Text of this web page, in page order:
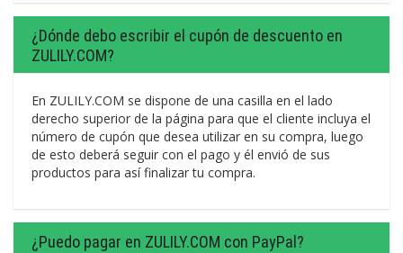
¿Dónde debo escribir el cupón de descuento en
ZULILY.COM?
En ZULILY.COM se dispone de una casilla en el lado
derecho superior de la página para que el cliente incluya el
número de cupón que desea utilizar en su compra, luego
de esto deberá seguir con el pago y él envió de sus
productos para así finalizar tu compra.
¿Puedo pagar en ZULILY.COM con PayPal?